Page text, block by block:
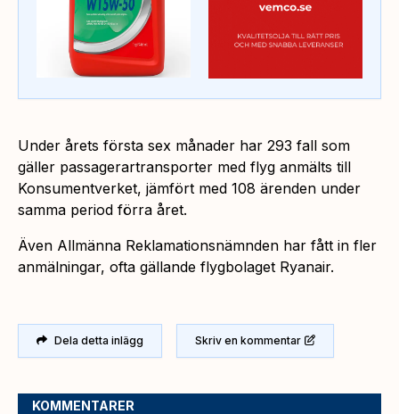
Under årets första sex månader har 293 fall som
gäller passagerartransporter med flyg anmälts till
Konsumentverket, jämfört med 108 ärenden under
samma period förra året.
Även Allmänna Reklamationsnämnden har fått in fler
anmälningar, ofta gällande flygbolaget Ryanair.
Dela detta inlägg Skriv en kommentar
KOMMENTARER